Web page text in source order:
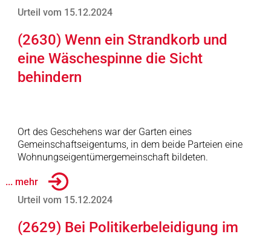
Urteil vom 15.12.2024
(2630) Wenn ein Strandkorb und
eine Wäschespinne die Sicht
behindern
Ort des Geschehens war der Garten eines
Gemeinschaftseigentums, in dem beide Parteien eine
Wohnungseigentümergemeinschaft bildeten.
... mehr
Urteil vom 15.12.2024
(2629) Bei Politikerbeleidigung im